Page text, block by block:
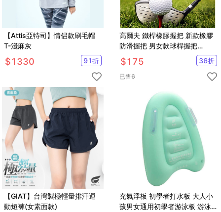
【Attis亞特司】情侶款刷毛帽
T-淺麻灰
$1330 91折
高爾夫 鐵桿橡膠握把 新款橡膠
防滑握把 男女款球桿握把
【GF31003】
$175 36折
已售6
【GIAT】台灣製極輕量排汗運
動短褲(女素面款)
充氣浮板 初學者打水板 大人小
孩男女通用初學者游泳板 游泳